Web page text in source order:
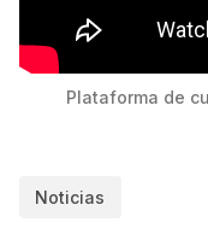
Plataforma de
Noticias